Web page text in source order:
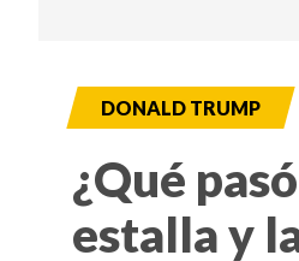
DONALD TRUMP
¿Qué
estalla y